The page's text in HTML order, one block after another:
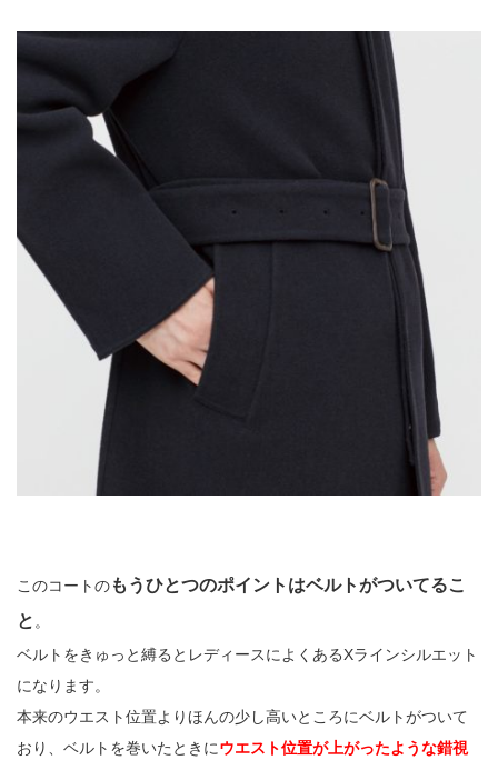
このコートのもうひとつのポイントはベルトがついてるこ
と。
ベルトをきゅっと縛るとレディースによくあるXラインシルエット
になります。
本来のウエスト位置よりほんの少し高いところにベルトがついて
おり、ベルトを巻いたときにウエスト位置が上がったような錯視